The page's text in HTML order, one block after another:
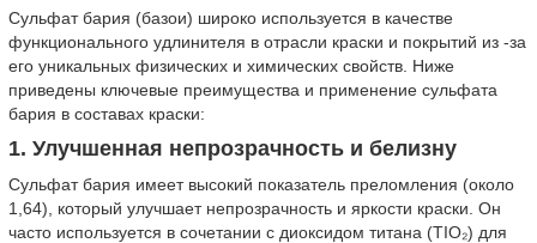
Сульфат бария (базои) широко используется в качестве
функционального удлинителя в отрасли краски и покрытий из -за
его уникальных физических и химических свойств. Ниже
приведены ключевые преимущества и применение сульфата
бария в составах краски:
1. Улучшенная непрозрачность и белизну
Сульфат бария имеет высокий показатель преломления (около
1,64), который улучшает непрозрачность и яркости краски. Он
часто используется в сочетании с диоксидом титана (TIO₂) для